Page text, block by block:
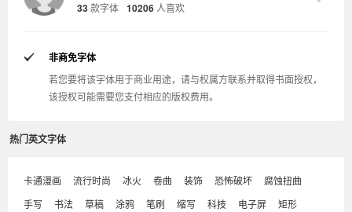
33款字体 10206 人喜欢
非商免字体
若您要将该字体用于商业用途，请与权属方联系并取得书面授权，
该授权可能需要您支付相应的版权费用。
热门英文字体
卡通漫画 流行时尚 冰火 卷曲 装饰 恐怖破坏
腐蚀扭曲
手写
书法 草稿 涂鸦 笔刷 缩写 科技 电子屏
矩形